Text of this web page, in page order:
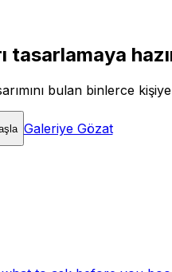
tasarlamaya
bulan binlerce kişiye
Galeriye Gözat